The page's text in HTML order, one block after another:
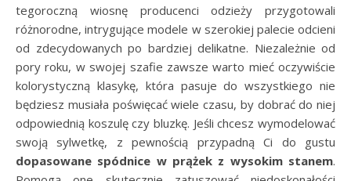
tegoroczną wiosnę producenci odzieży przygotowali
różnorodne, intrygujące modele w szerokiej palecie odcieni
od zdecydowanych po bardziej delikatne. Niezależnie od
pory roku, w swojej szafie zawsze warto mieć oczywiście
kolorystyczną klasykę, która pasuje do wszystkiego nie
będziesz musiała poświęcać wiele czasu, by dobrać do niej
odpowiednią koszulę czy bluzkę. Jeśli chcesz wymodelować
swoją sylwetkę, z pewnością przypadną Ci do gustu
dopasowane spódnice w prążek z wysokim stanem.